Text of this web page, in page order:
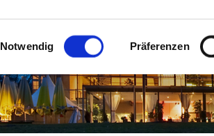
Datenschutzerklärung
entnehmen. Die
jederzeit mit Wirkung für die Zukunft
Einwilligungsauswahl
Notwendig Präferenzen